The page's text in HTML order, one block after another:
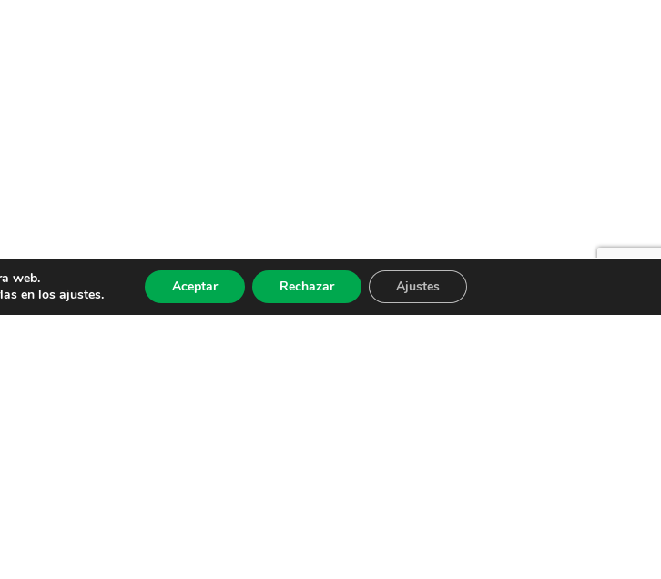
web.
en losajustes. Aceptar Rechazar Ajustes